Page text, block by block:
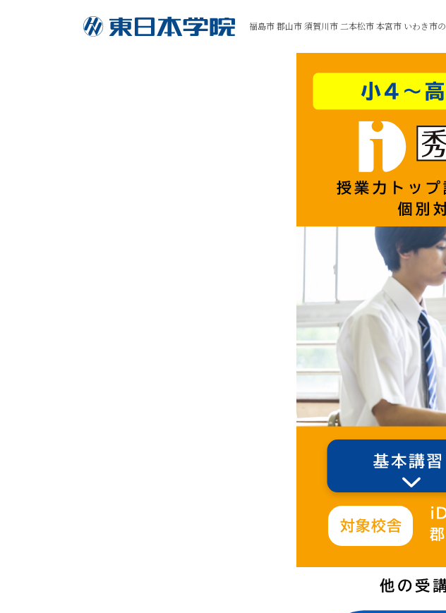
福島市 郡山市 須賀川市 二本松市 本宮市 いわき市の